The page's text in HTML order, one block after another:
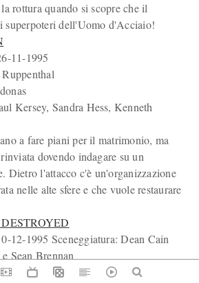
rottura quando si scopre che il
superpoteri dell'Uomo d'Acciaio!
11-1995
Kersey, Sandra Hess, Kenneth
a fare piani per il matrimonio, ma
dovendo indagare su un
Dietro l'attacco c'è un'organizzazione
nelle alte sfere e che vuole restaurare
12-1995 Sceneggiatura: Dean Cain
Sean Brennan